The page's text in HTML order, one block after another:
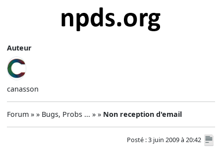
Auteur
canasson
Forum » » Bugs, Probs ... » » Non reception d'email
Posté : 3 juin 2009 à 20:42